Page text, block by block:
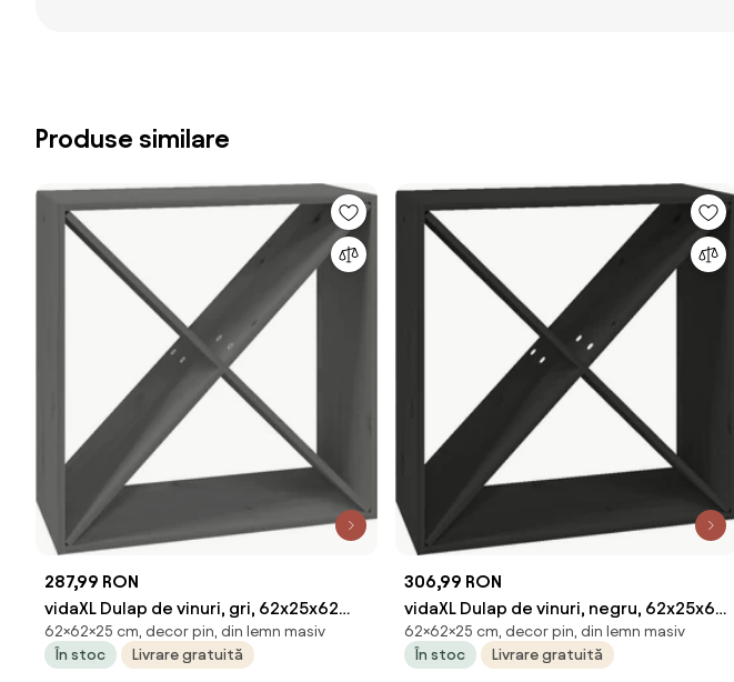
Produse similare
287,99 RON
vidaXL Dulap de vinuri, gri, 62x25x62
cm, lemn masiv de pin
62×62×25 cm, decor pin, din lemn masiv
În stoc
Livrare gratuită
306,99 RON
vidaXL Dulap de vinuri, negru, 62x25x62
cm, lemn masiv de pin
62×62×25 cm, decor pin, din lemn masiv
În stoc
Livrare gratuită